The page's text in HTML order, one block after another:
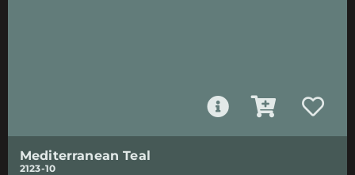
Mediterranean Teal
2123-10